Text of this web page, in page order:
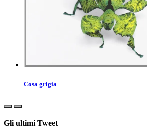
Cosa grigia
Gli ultimi Tweet